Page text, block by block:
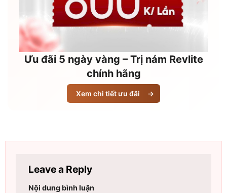
Ưu đãi 5 ngày vàng – Trị nám Revlite
chính hãng
Xem chi tiết ưu đãi →
Leave a Reply
Nội dung bình luận